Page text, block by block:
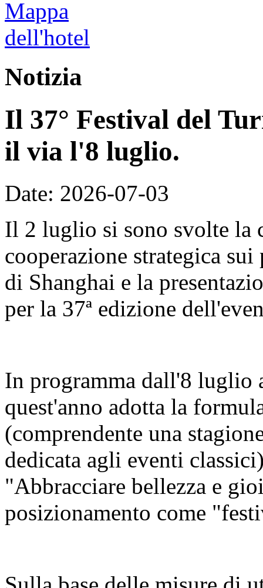
Notizia
Il 37° Festival del
il via l'8 luglio.
Date: 2026-07-03
Il 2 luglio si sono svolte la
cooperazione strategica
di Shanghai e la
per la 37ª edizione
In programma dall'8
quest'anno adotta la
(comprendente una
dedicata agli eventi
"Abbracciare bellezza e
posizionamento come